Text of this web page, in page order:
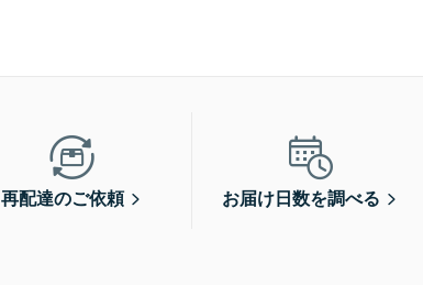
再配達のご依頼 お届け日数を調べる